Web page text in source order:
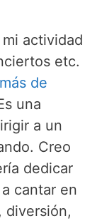
actividad
etc.
más de
una
a un
Creo
dedicar
cantar en
diversión,